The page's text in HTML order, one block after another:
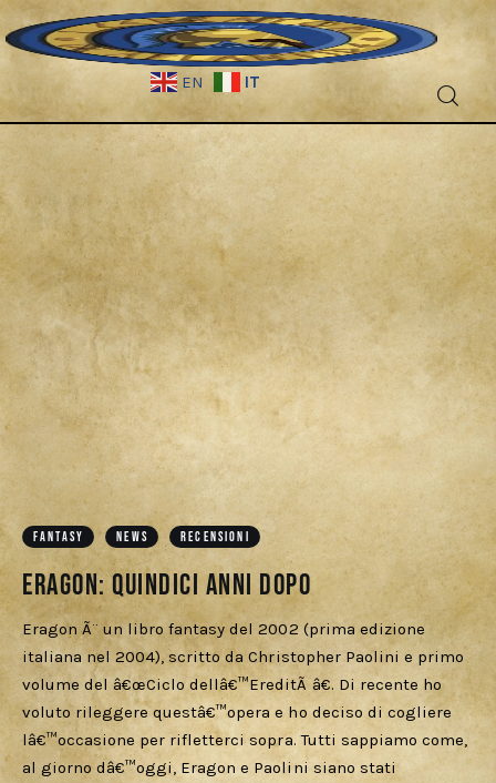
EN IT
Fantascienza
Fantasy
Games
Recensioni
Libri e fumetti
Cercatori
Download
FANTASY NEWS RECENSIONI
Eragon: Quindici anni dopo
Eragon Ã¨ un libro fantasy del 2002 (prima edizione
italiana nel 2004), scritto da Christopher Paolini e primo
volume del â€œCiclo dellâ€™EreditÃ â€. Di recente ho
voluto rileggere questâ€™opera e ho deciso di cogliere
lâ€™occasione per rifletterci sopra. Tutti sappiamo come,
al giorno dâ€™oggi, Eragon e Paolini siano stati